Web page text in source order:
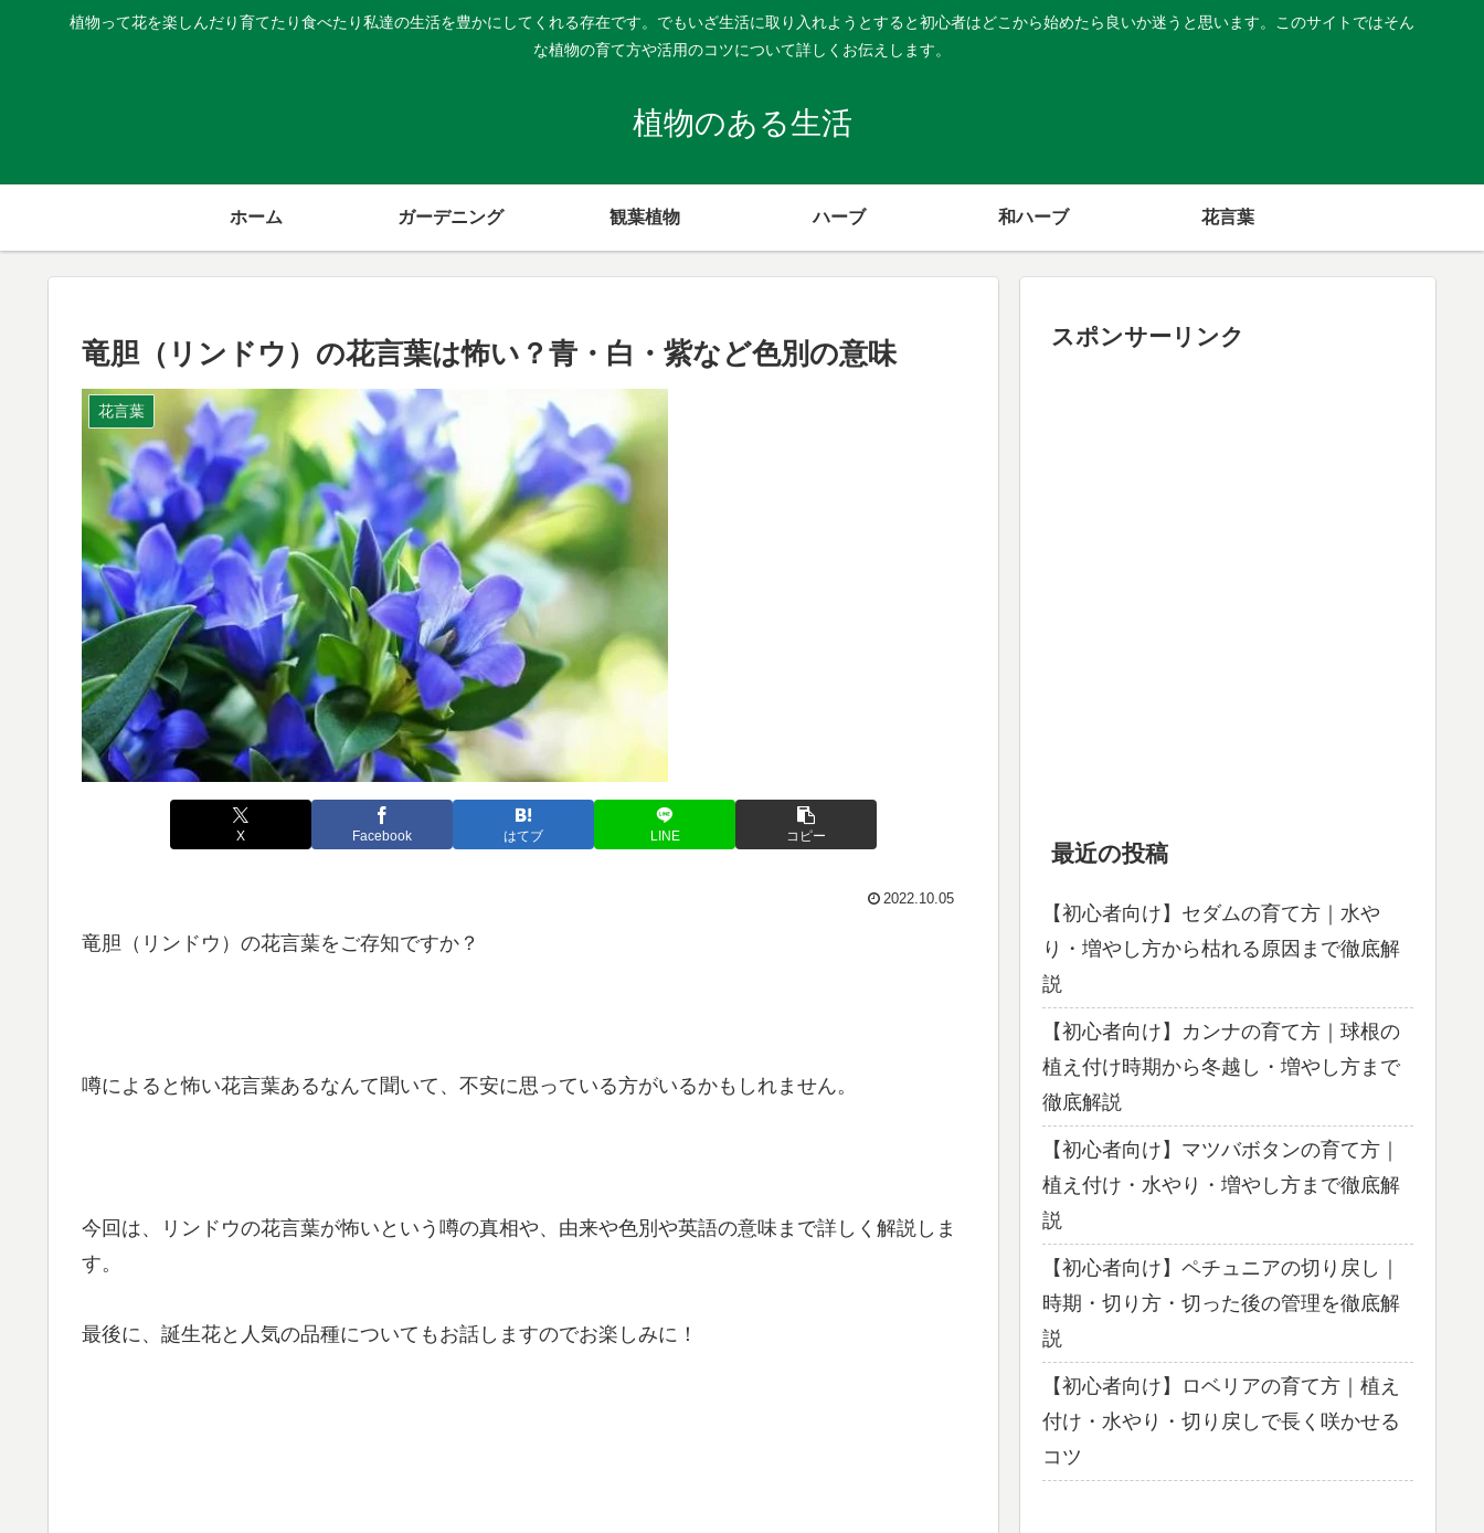
植物って花を楽しんだり育てたり食べたり私達の生活を豊かにしてくれる存在です。でもいざ生活に取り入れようとすると初心者はどこから始めたら良いか迷うと思います。このサイトではそん
な植物の育て方や活用のコツについて詳しくお伝えします。
植物のある生活
ホーム ガーデニング 観葉植物 ハーブ 和ハーブ 花言葉
竜胆（リンドウ）の花言葉は怖い？青・白・紫など色別の意味
花言葉
X Facebook はてブ LINE コピー
2022.10.05
竜胆（リンドウ）の花言葉をご存知ですか？
噂によると怖い花言葉あるなんて聞いて、不安に思っている方がいるかもしれません。
今回は、リンドウの花言葉が怖いという噂の真相や、由来や色別や英語の意味まで詳しく解説しま
す。
最後に、誕生花と人気の品種についてもお話しますのでお楽しみに！
スポンサーリンク
最近の投稿
【初心者向け】セダムの育て方｜水や
り・増やし方から枯れる原因まで徹底解
説
【初心者向け】カンナの育て方｜球根の
植え付け時期から冬越し・増やし方まで
徹底解説
【初心者向け】マツバボタンの育て方｜
植え付け・水やり・増やし方まで徹底解
説
【初心者向け】ペチュニアの切り戻し｜
時期・切り方・切った後の管理を徹底解
説
【初心者向け】ロベリアの育て方｜植え
付け・水やり・切り戻しで長く咲かせる
コツ